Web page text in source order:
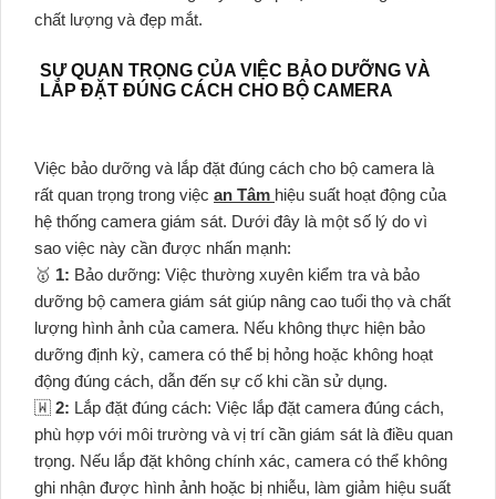
chất lượng và đẹp mắt.
SỰ QUAN TRỌNG CỦA VIỆC BẢO DƯỠNG VÀ
LẮP ĐẶT ĐÚNG CÁCH CHO BỘ CAMERA
Việc bảo dưỡng và lắp đặt đúng cách cho bộ camera là
rất quan trọng trong việc an Tâm hiệu suất hoạt động của
hệ thống camera giám sát. Dưới đây là một số lý do vì
sao việc này cần được nhấn mạnh:
🥇️ 1: Bảo dưỡng: Việc thường xuyên kiểm tra và bảo
dưỡng bộ camera giám sát giúp nâng cao tuổi thọ và chất
lượng hình ảnh của camera. Nếu không thực hiện bảo
dưỡng định kỳ, camera có thể bị hỏng hoặc không hoạt
động đúng cách, dẫn đến sự cố khi cần sử dụng.
🇼 2: Lắp đặt đúng cách: Việc lắp đặt camera đúng cách,
phù hợp với môi trường và vị trí cần giám sát là điều quan
trọng. Nếu lắp đặt không chính xác, camera có thể không
ghi nhận được hình ảnh hoặc bị nhiễu, làm giảm hiệu suất